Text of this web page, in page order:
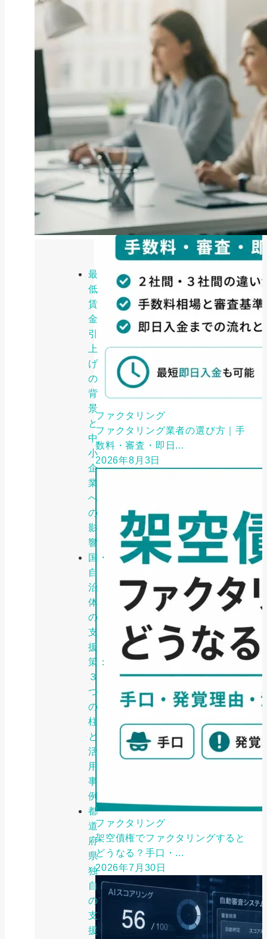
最
低
賃
金
引
上
げ
の
背
景
と
中
小
企
業
へ
の
影
響
国・
自
治
体
の
支
援
策：
３
つ
の
柱
と
活
用
事
例
都
道
府
県
独
自
の
支
援
ペイトナーファクタリングの活用
法｜中小企業・個...
2026年8月5日
ファクタリング
ファクタリング業者の選び方｜手
数料・審査・即日...
2026年8月3日
ファクタリング
架空債権でファクタリングすると
どうなる？手口・...
2026年7月30日